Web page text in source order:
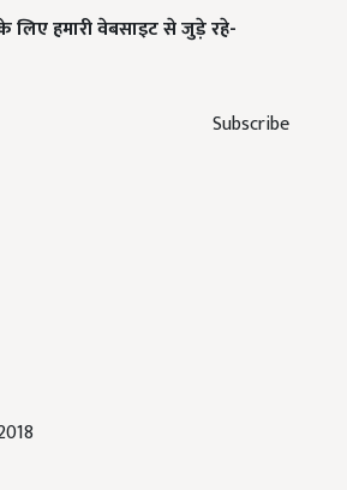
Subscribe
हमारी वेबसाइट से जुड़े रहे-